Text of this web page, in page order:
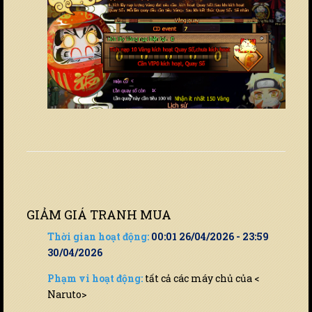
GIẢM GIÁ TRANH MUA
Thời gian hoạt động: 00:01 26/04/2026 - 23:59
30/04/2026
Phạm vi hoạt động: tất cả các máy chủ của <
Naruto>